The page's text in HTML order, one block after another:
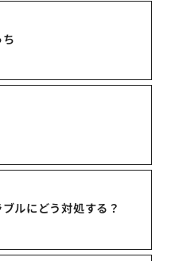
ルにどう対処する？